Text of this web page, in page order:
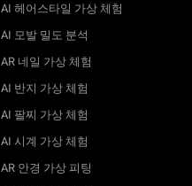
AI 헤어스타일 가상 체험
AI 모발 밀도 분석
AR 네일 가상 체험
AI 반지 가상 체험
AI 팔찌 가상 체험
AI 시계 가상 체험
AR 안경 가상 피팅